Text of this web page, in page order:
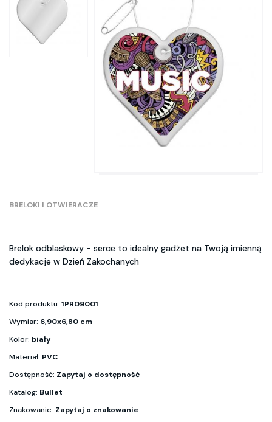
BRELOKI I OTWIERACZE
Brelok odblaskowy - serce to idealny gadżet na Twoją imienną
dedykacje w Dzień Zakochanych
Kod produktu: 1PR09001
Wymiar: 6,90x6,80 cm
Kolor: biały
Materiał: PVC
Dostępność: Zapytaj o dostępność
Katalog: Bullet
Znakowanie: Zapytaj o znakowanie